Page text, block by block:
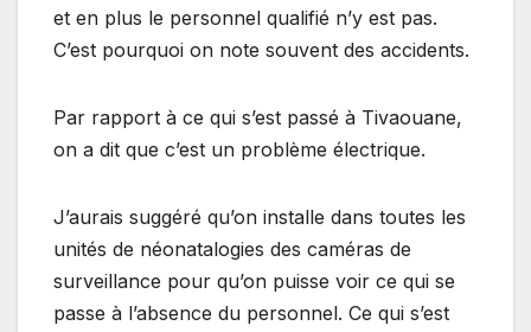
et en plus le personnel qualifié n’y est pas.
C’est pourquoi on note souvent des accidents.
Par rapport à ce qui s’est passé à Tivaouane,
on a dit que c’est un problème électrique.
J’aurais suggéré qu’on installe dans toutes les
unités de néonatalogies des caméras de
surveillance pour qu’on puisse voir ce qui se
passe à l’absence du personnel. Ce qui s’est